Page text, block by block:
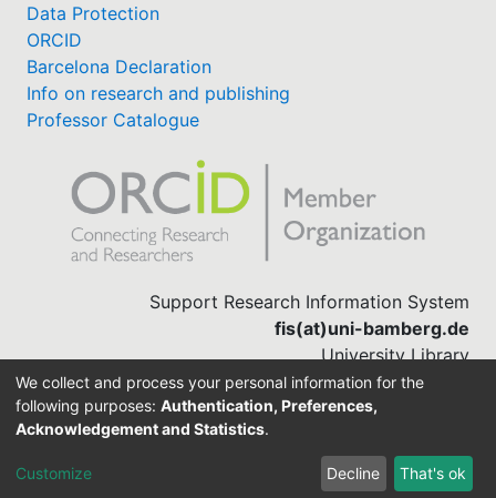
Data Protection
ORCID
Barcelona Declaration
Info on research and publishing
Professor Catalogue
Support Research Information System
fis(at)uni-bamberg.de
University Library
(0951) 863-1568
DSpace-CRIS software
We collect and process your personal information for the
following purposes: Authentication, Preferences,
Acknowledgement and Statistics.
Customize Decline That's ok